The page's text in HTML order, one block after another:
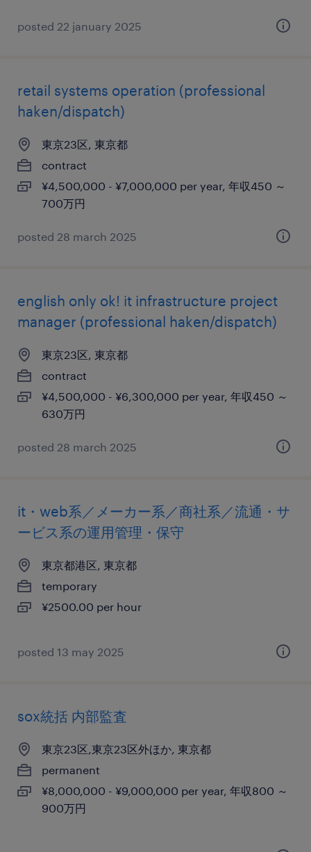
posted 22 january 2025
retail systems operation (professional
haken/dispatch)
東京23区, 東京都
contract
¥4,500,000 - ¥7,000,000 per year, 年収450 ～
700万円
posted 28 march 2025
english only ok! it infrastructure project
manager (professional haken/dispatch)
東京23区, 東京都
contract
¥4,500,000 - ¥6,300,000 per year, 年収450 ～
630万円
posted 28 march 2025
it・web系／メーカー系／商社系／流通・サ
ービス系の運用管理・保守
東京都港区, 東京都
temporary
¥2500.00 per hour
posted 13 may 2025
sox統括 内部監査
東京23区,東京23区外ほか, 東京都
permanent
¥8,000,000 - ¥9,000,000 per year, 年収800 ～
900万円